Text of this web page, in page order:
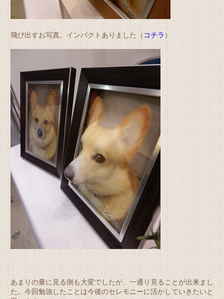
飛び出すお写真。インパクトありました（ コチラ ）
あまりの量に見る側も大変でしたが、一通り見ることが出来まし
た。今回勉強したことは今後のセレモニーに活かしていきたいと